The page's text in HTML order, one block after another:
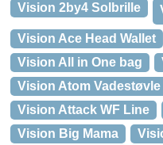
Vision 2by4 Solbrille
Vision Ace Head Wallet
Vision All in One bag
Vision Atom Vadestøvle
Vision Attack WF Line
Vision Big Mama